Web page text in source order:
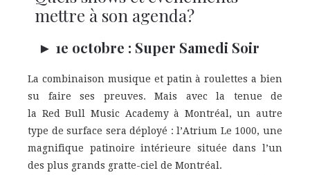
mettre à son agenda?
► 1e octobre : Super Samedi Soir
La combinaison musique et patin à roulettes a bien
su faire ses preuves. Mais avec la tenue de
la Red Bull
Music Academy à Montréal, un autre
type de surface sera déployé : l’Atrium Le 1000, une
magnifique patinoire intérieure située dans l’un
des plus grands gratte-ciel de Montréal.